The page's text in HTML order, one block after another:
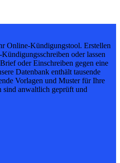
Online-Kündigungstool. Erstellen
oder lassen
oder Einschreiben gegen eine
Datenbank enthält tausende
Vorlagen und Muster für Ihre
anwaltlich geprüft und